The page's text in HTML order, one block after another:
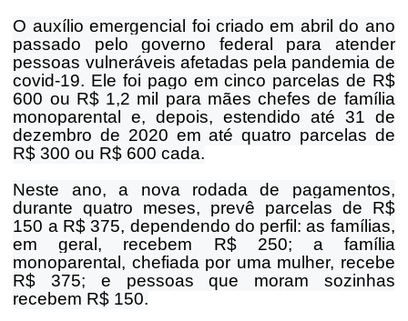
O auxílio emergencial foi criado em abril do ano
passado pelo governo federal para atender
pessoas vulneráveis afetadas pela pandemia de
covid-19. Ele foi pago em cinco parcelas de R$
600 ou R$ 1,2 mil para mães chefes de família
monoparental e, depois, estendido até 31 de
dezembro de 2020 em até quatro parcelas de
R$ 300 ou R$ 600 cada.
Neste ano, a nova rodada de pagamentos,
durante quatro meses, prevê parcelas de R$
150 a R$ 375, dependendo do perfil: as famílias,
em geral, recebem R$ 250; a família
monoparental, chefiada por uma mulher, recebe
R$ 375; e pessoas que moram sozinhas
recebem R$ 150.